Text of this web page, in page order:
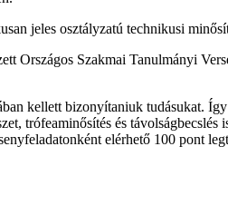
jeles osztályzatú technikusi
Országos Szakmai Tanulmányi
kellett bizonyítaniuk tudásukat.
trófeaminősítés és
elérhető 100 pont